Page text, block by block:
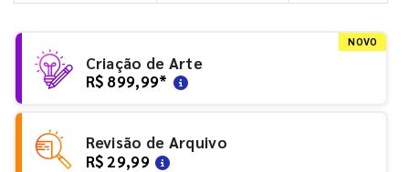
NOVO
Criação de Arte
R$ 899,99*
Revisão de Arquivo
R$ 29,99